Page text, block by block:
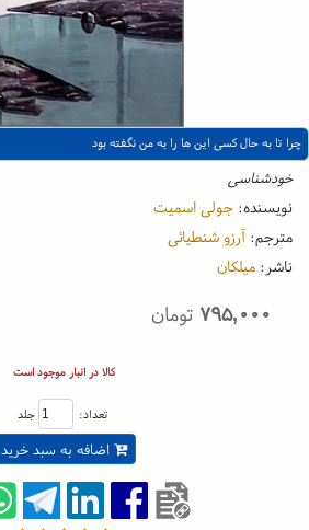
چرا تا به حال کسی این ها را به من نگفته بود
خودشناسی
نویسنده: جولی اسمیت
مترجم: آرزو شنطیائی
ناشر: میلکان
۷۹۵,۰۰۰ تومان
کالا در انبار موجود است
تعداد: جلد
اضافه به سبد خرید